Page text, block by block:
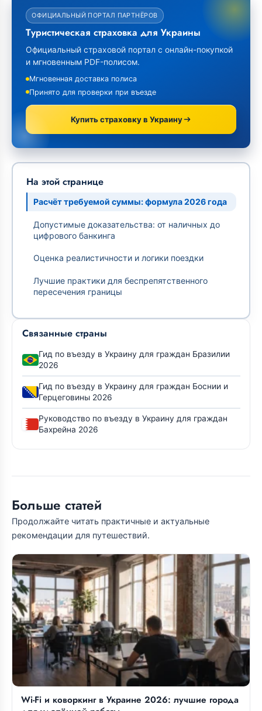
ОФИЦИАЛЬНЫЙ ПОРТАЛ ПАРТНЁРОВ
Туристическая страховка для Украины
Официальный страховой портал с онлайн-покупкой
и мгновенным PDF-полисом.
Мгновенная доставка полиса
Принято для проверки при въезде
Купить страховку в Украину
На этой странице
Расчёт требуемой суммы: формула 2026 года
Допустимые доказательства: от наличных до
цифрового банкинга
Оценка реалистичности и логики поездки
Лучшие практики для беспрепятственного
пересечения границы
Связанные страны
Гид по въезду в Украину для граждан Бразилии
2026
Гид по въезду в Украину для граждан Боснии и
Герцеговины 2026
Руководство по въезду в Украину для граждан
Бахрейна 2026
Больше статей
Продолжайте читать практичные и актуальные
рекомендации для путешествий.
Wi-Fi и коворкинг в Украине 2026: лучшие города